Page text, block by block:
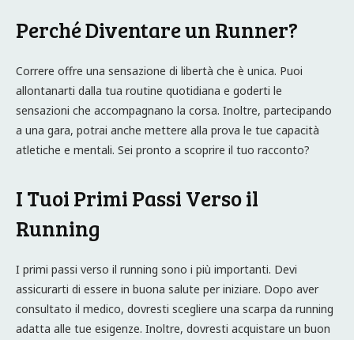
Perché Diventare un Runner?
Correre offre una sensazione di libertà che è unica. Puoi
allontanarti dalla tua routine quotidiana e goderti le
sensazioni che accompagnano la corsa. Inoltre, partecipando
a una gara, potrai anche mettere alla prova le tue capacità
atletiche e mentali. Sei pronto a scoprire il tuo racconto?
I Tuoi Primi Passi Verso il
Running
I primi passi verso il running sono i più importanti. Devi
assicurarti di essere in buona salute per iniziare. Dopo aver
consultato il medico, dovresti scegliere una scarpa da running
adatta alle tue esigenze. Inoltre, dovresti acquistare un buon